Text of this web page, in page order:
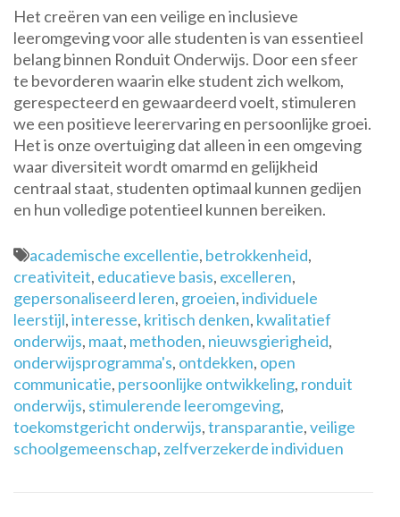
Het creëren van een veilige en inclusieve
leeromgeving voor alle studenten is van essentieel
belang binnen Ronduit Onderwijs. Door een sfeer
te bevorderen waarin elke student zich welkom,
gerespecteerd en gewaardeerd voelt, stimuleren
we een positieve leerervaring en persoonlijke groei.
Het is onze overtuiging dat alleen in een omgeving
waar diversiteit wordt omarmd en gelijkheid
centraal staat, studenten optimaal kunnen gedijen
en hun volledige potentieel kunnen bereiken.
academische excellentie, betrokkenheid,
creativiteit, educatieve basis, excelleren,
gepersonaliseerd leren, groeien,individuele
leerstijl,interesse, kritisch denken, kwalitatief
onderwijs, maat, methoden, nieuwsgierigheid,
onderwijsprogramma's, ontdekken, open
communicatie, persoonlijke ontwikkeling, ronduit
onderwijs, stimulerende leeromgeving,
toekomstgericht onderwijs,transparantie,veilige
schoolgemeenschap, zelfverzekerde individuen